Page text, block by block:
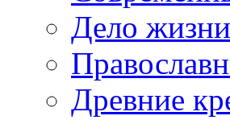
Дело жизни
Древние